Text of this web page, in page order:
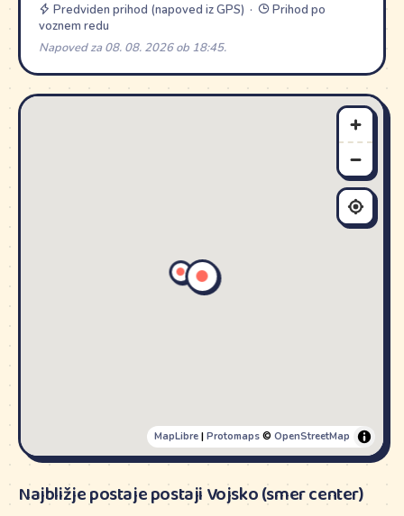
Predviden prihod (napoved iz GPS) ·
Prihod po
voznem redu
Napoved za 08. 08. 2026 ob 18:45.
MapLibre| Protomaps© OpenStreetMap
Najbližje postaje postaji Vojsko (smer center)